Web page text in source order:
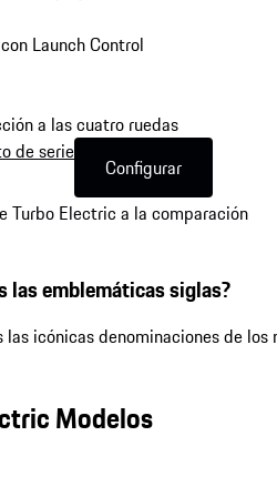
Launch Control
a las cuatro ruedas
de serie
Configurar
Turbo Electric a la comparación
las emblemáticas siglas?
icónicas denominaciones de los
Modelos